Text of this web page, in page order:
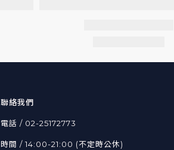
聯絡我們
電話 / 02-25172773
時間 / 14:00-21:00 (不定時公休)